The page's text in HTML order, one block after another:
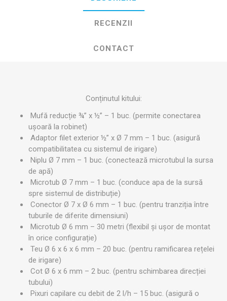
RECENZII
CONTACT
Conținutul kitului:
Mufă reducție ¾” x ½” – 1 buc. (permite conectarea
ușoară la robinet)
Adaptor filet exterior ½” x Ø 7 mm – 1 buc. (asigură
compatibilitatea cu sistemul de irigare)
Niplu Ø 7 mm – 1 buc. (conectează microtubul la sursa
de apă)
Microtub Ø 7 mm – 1 buc. (conduce apa de la sursă
spre sistemul de distribuție)
Conector Ø 7 x Ø 6 mm – 1 buc. (pentru tranziția între
tuburile de diferite dimensiuni)
Microtub Ø 6 mm – 30 metri (flexibil și ușor de montat
în orice configurație)
Teu Ø 6 x 6 x 6 mm – 20 buc. (pentru ramificarea rețelei
de irigare)
Cot Ø 6 x 6 mm – 2 buc. (pentru schimbarea direcției
tubului)
Pixuri capilare cu debit de 2 l/h – 15 buc. (asigură o